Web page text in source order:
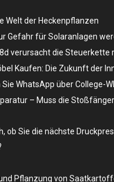
Welt der Heckenpflanzen
Gefahr für Solaranlagen
verursacht die Steuerkette
Kaufen: Die Zukunft der
WhatsApp über College-
– Muss die
ob Sie die nächste
Pflanzung von